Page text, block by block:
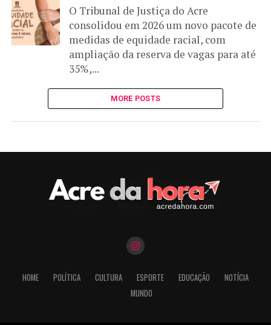
O Tribunal de Justiça do Acre
consolidou em 2026 um novo pacote de
medidas de equidade racial, com
ampliação da reserva de vagas para até
35%,...
MORE POSTS
HOME POLÍTICA CULTURA ESPORTE EDUCAÇÃO
NOTÍCIA
MUNDO